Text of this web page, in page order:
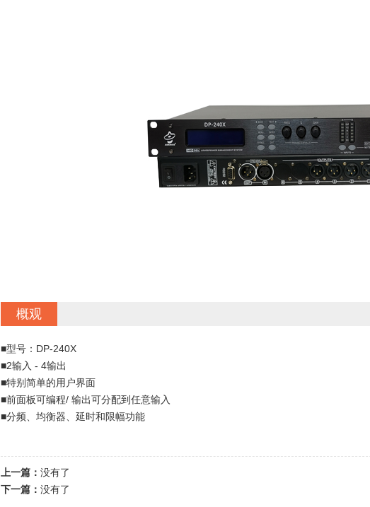
概观
■型号：DP-240X
■2输入 - 4输出
■特别简单的用户界面
■前面板可编程/ 输出可分配到任意输入
■分频、均衡器、延时和限幅功能
上一篇： 没有了
下一篇： 没有了